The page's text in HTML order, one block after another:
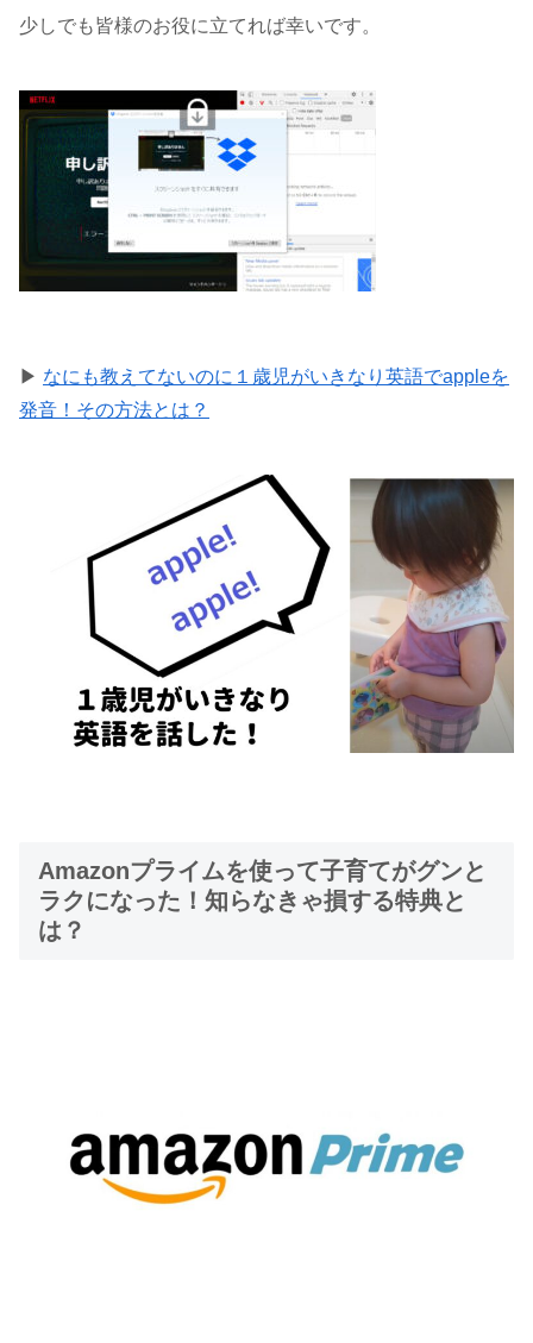
少しでも皆様のお役に立てれば幸いです。
▶ なにも教えてないのに１歳児がいきなり英語でappleを
発音！その方法とは？
Amazonプライムを使って子育てがグンと
ラクになった！知らなきゃ損する特典と
は？